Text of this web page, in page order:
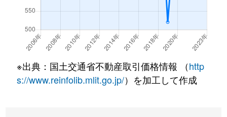
真駒内
真駒内上町
2,000万円 真駒内
徒歩16分
真駒内上町
2,100万円 真駒内
徒歩16分
真駒内本町
400万円 真駒内
徒歩45分
※出典：国土交通省不動産取引価格情報 （http
s://www.reinfolib.mlit.go.jp/）を加工して作成